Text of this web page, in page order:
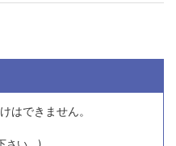
はできません。